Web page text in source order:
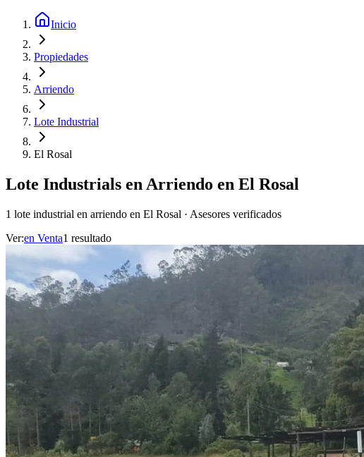
Inicio
Propiedades
Arriendo
Lote Industrial
El Rosal
Lote Industrials en Arriendo en El Rosal
1 lote industrial en arriendo en El Rosal · Asesores verificados
Ver:en Venta1 resultado